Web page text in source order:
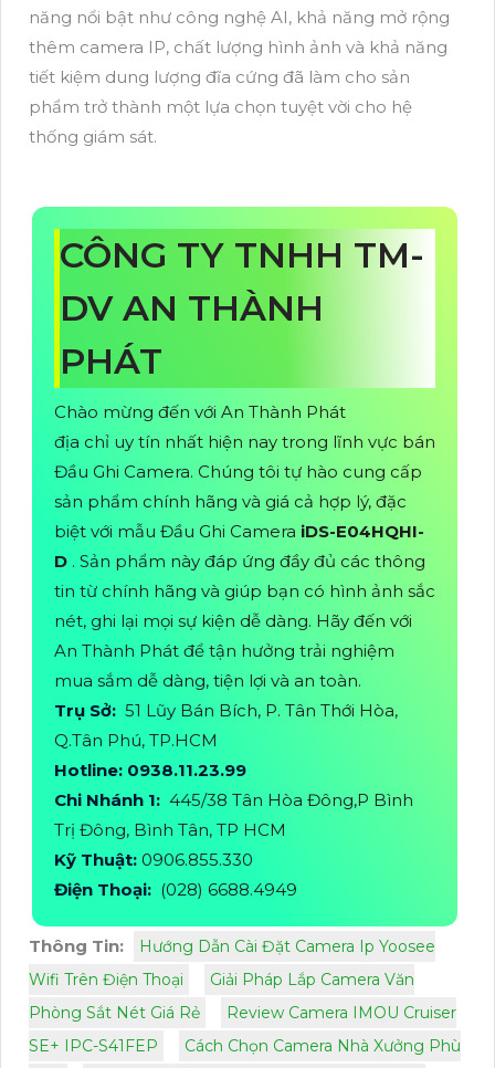
năng nổi bật như công nghệ AI, khả năng mở rộng
thêm camera IP, chất lượng hình ảnh và khả năng
tiết kiệm dung lượng đĩa cứng đã làm cho sản
phẩm trở thành một lựa chọn tuyệt vời cho hệ
thống giám sát.
CÔNG TY TNHH TM-
DV AN THÀNH
PHÁT
Chào mừng đến với An Thành Phát
địa chỉ uy tín nhất hiện nay trong lĩnh vực bán
Đầu Ghi Camera. Chúng tôi tự hào cung cấp
sản phẩm chính hãng và giá cả hợp lý, đặc
biệt với mẫu Đầu Ghi Camera iDS-E04HQHI-
D . Sản phẩm này đáp ứng đầy đủ các thông
tin từ chính hãng và giúp bạn có hình ảnh sắc
nét, ghi lại mọi sự kiện dễ dàng. Hãy đến với
An Thành Phát để tận hưởng trải nghiệm
mua sắm dễ dàng, tiện lợi và an toàn.
Trụ Sở: 51 Lũy Bán Bích, P. Tân Thới Hòa,
Q.Tân Phú, TP.HCM
Hotline: 0938.11.23.99
Chi Nhánh 1: 445/38 Tân Hòa Đông,P Bình
Trị Đông, Bình Tân, TP HCM
Kỹ Thuật: 0906.855.330
Điện Thoại: (028) 6688.4949
Thông Tin:
Hướng Dẫn Cài Đặt Camera Ip Yoosee
Wifi Trên Điện Thoại
Giải Pháp Lắp Camera Văn
Phòng Sắt Nét Giá Rẻ
Review Camera IMOU Cruiser
SE+ IPC-S41FEP
Cách Chọn Camera Nhà Xưởng Phù